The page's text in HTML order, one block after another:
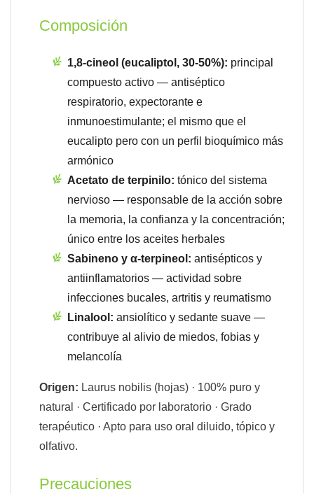
Composición
1,8-cineol (eucaliptol, 30-50%): principal
compuesto activo — antiséptico
respiratorio, expectorante e
inmunoestimulante; el mismo que el
eucalipto pero con un perfil bioquímico más
armónico
Acetato de terpinilo: tónico del sistema
nervioso — responsable de la acción sobre
la memoria, la confianza y la concentración;
único entre los aceites herbales
Sabineno y α-terpineol: antisépticos y
antiinflamatorios — actividad sobre
infecciones bucales, artritis y reumatismo
Linalool: ansiolítico y sedante suave —
contribuye al alivio de miedos, fobias y
melancolía
Origen: Laurus nobilis (hojas) · 100% puro y
natural · Certificado por laboratorio · Grado
terapéutico · Apto para uso oral diluido, tópico y
olfativo.
Precauciones